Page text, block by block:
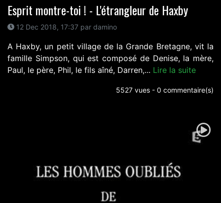
Esprit montre-toi ! - L'étrangleur de Haxby
12 Dec 2018, 17:37 par damino
A Haxby, un petit village de la Grande Bretagne, vit la
famille Simpson, qui est composé de Denise, la mère,
Paul, le père, Phil, le fils aîné, Darren,... Lire la suite
5527 vues - 0 commentaire(s)